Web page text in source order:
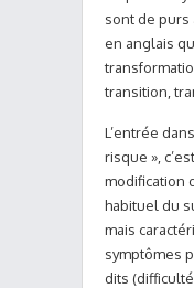
sont de purs
en anglais
transition,
L’entrée
risque »,
modification
habituel du
mais
symptômes
dits